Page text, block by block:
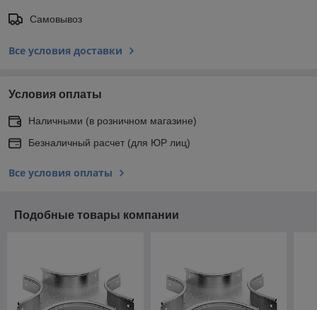
Самовывоз
Все условия доставки
Условия оплаты
Наличными (в розничном магазине)
Безналичный расчет (для ЮР лиц)
Все условия оплаты
Подобные товары компании